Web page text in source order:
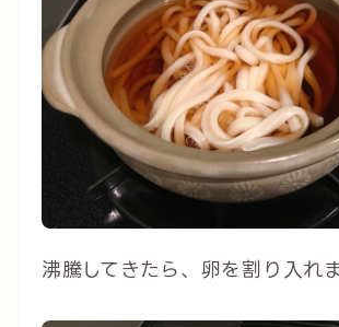
沸騰してきたら、卵を割り入れま